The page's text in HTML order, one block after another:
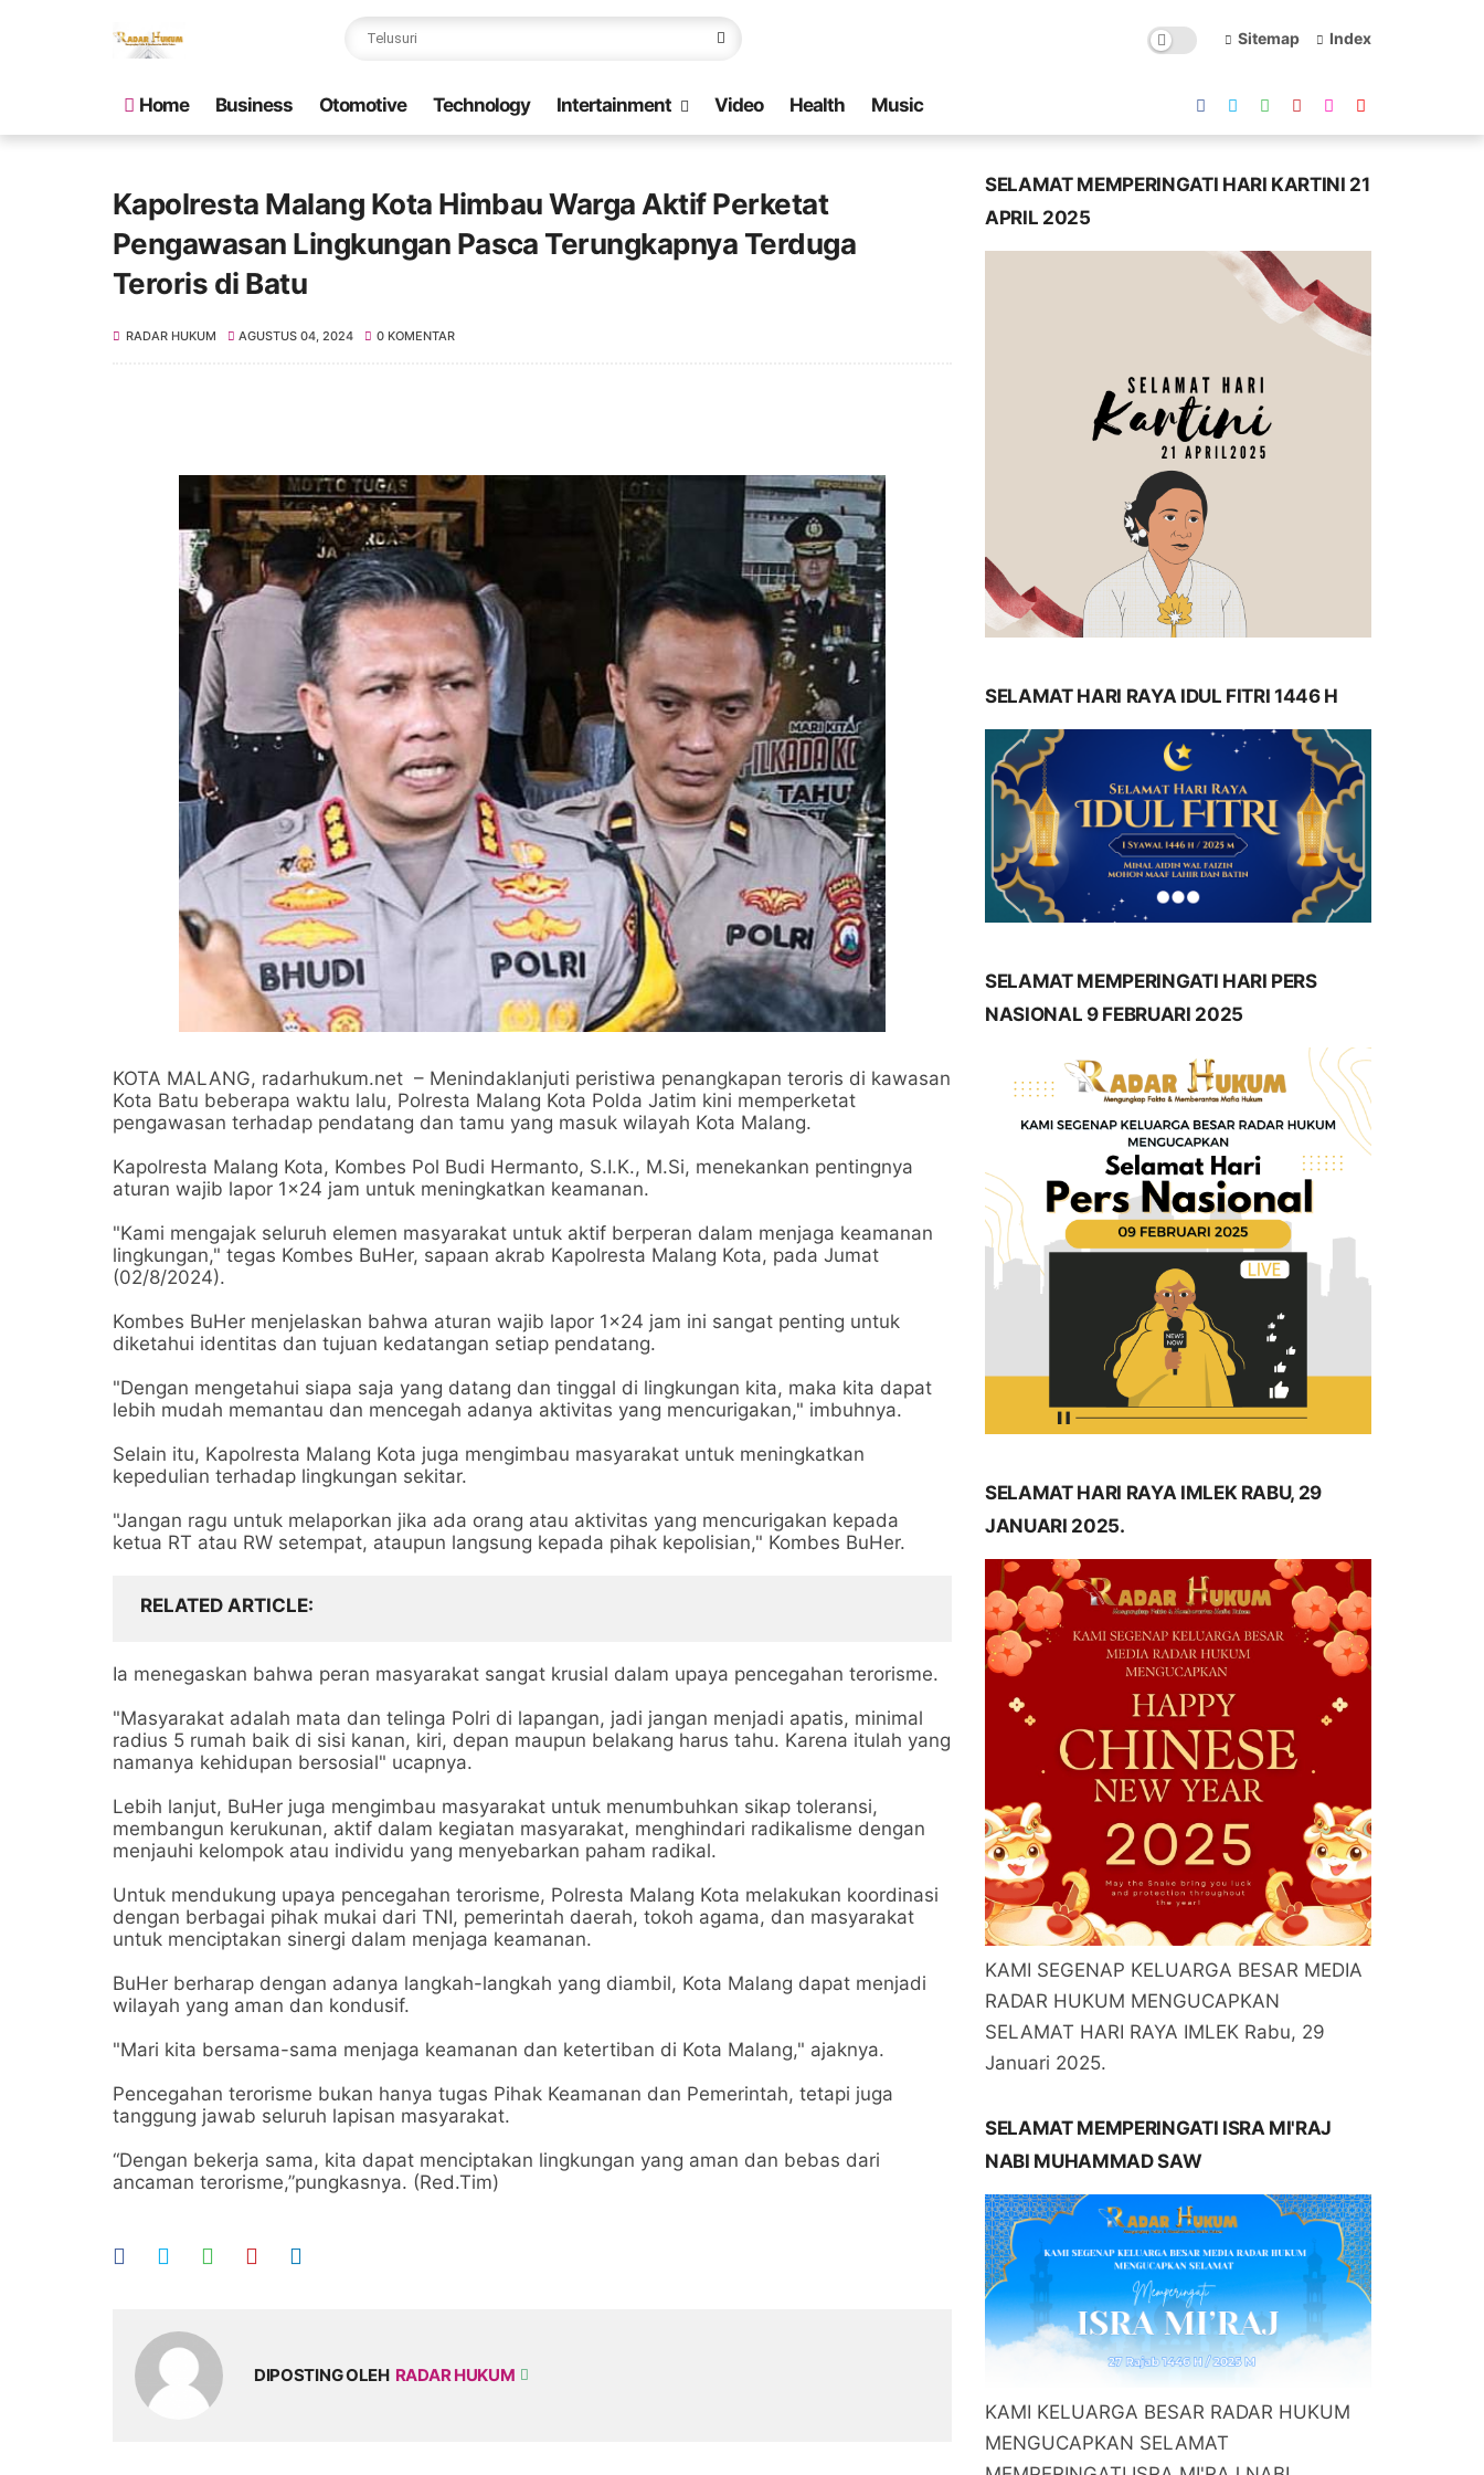
Sitemap Index
Home Business Otomotive Technology Intertainment Video Health Music
Kapolresta Malang Kota Himbau Warga Aktif Perketat
Pengawasan Lingkungan Pasca Terungkapnya Terduga
Teroris di Batu
RADAR HUKUM AGUSTUS 04, 2024 0 KOMENTAR
KOTA MALANG, radarhukum.net – Menindaklanjuti peristiwa penangkapan teroris di kawasan
Kota Batu beberapa waktu lalu, Polresta Malang Kota Polda Jatim kini memperketat
pengawasan terhadap pendatang dan tamu yang masuk wilayah Kota Malang.
Kapolresta Malang Kota, Kombes Pol Budi Hermanto, S.I.K., M.Si, menekankan pentingnya
aturan wajib lapor 1x24 jam untuk meningkatkan keamanan.
"Kami mengajak seluruh elemen masyarakat untuk aktif berperan dalam menjaga keamanan
lingkungan," tegas Kombes BuHer, sapaan akrab Kapolresta Malang Kota, pada Jumat
(02/8/2024).
Kombes BuHer menjelaskan bahwa aturan wajib lapor 1x24 jam ini sangat penting untuk
diketahui identitas dan tujuan kedatangan setiap pendatang.
"Dengan mengetahui siapa saja yang datang dan tinggal di lingkungan kita, maka kita dapat
lebih mudah memantau dan mencegah adanya aktivitas yang mencurigakan," imbuhnya.
Selain itu, Kapolresta Malang Kota juga mengimbau masyarakat untuk meningkatkan
kepedulian terhadap lingkungan sekitar.
"Jangan ragu untuk melaporkan jika ada orang atau aktivitas yang mencurigakan kepada
ketua RT atau RW setempat, ataupun langsung kepada pihak kepolisian," Kombes BuHer.
RELATED ARTICLE
Ia menegaskan bahwa peran masyarakat sangat krusial dalam upaya pencegahan terorisme.
"Masyarakat adalah mata dan telinga Polri di lapangan, jadi jangan menjadi apatis, minimal
radius 5 rumah baik di sisi kanan, kiri, depan maupun belakang harus tahu. Karena itulah yang
namanya kehidupan bersosial" ucapnya.
Lebih lanjut, BuHer juga mengimbau masyarakat untuk menumbuhkan sikap toleransi,
membangun kerukunan, aktif dalam kegiatan masyarakat, menghindari radikalisme dengan
menjauhi kelompok atau individu yang menyebarkan paham radikal.
Untuk mendukung upaya pencegahan terorisme, Polresta Malang Kota melakukan koordinasi
dengan berbagai pihak mukai dari TNI, pemerintah daerah, tokoh agama, dan masyarakat
untuk menciptakan sinergi dalam menjaga keamanan.
BuHer berharap dengan adanya langkah-langkah yang diambil, Kota Malang dapat menjadi
wilayah yang aman dan kondusif.
"Mari kita bersama-sama menjaga keamanan dan ketertiban di Kota Malang," ajaknya.
Pencegahan terorisme bukan hanya tugas Pihak Keamanan dan Pemerintah, tetapi juga
tanggung jawab seluruh lapisan masyarakat.
“Dengan bekerja sama, kita dapat menciptakan lingkungan yang aman dan bebas dari
ancaman terorisme,”pungkasnya. (Red.Tim)
DIPOSTING OLEH RADAR HUKUM
SELAMAT MEMPERINGATI HARI KARTINI 21
APRIL 2025
SELAMAT HARI RAYA IDUL FITRI 1446 H
SELAMAT MEMPERINGATI HARI PERS
NASIONAL 9 FEBRUARI 2025
SELAMAT HARI RAYA IMLEK RABU, 29
JANUARI 2025.
KAMI SEGENAP KELUARGA BESAR MEDIA
RADAR HUKUM MENGUCAPKAN
SELAMAT HARI RAYA IMLEK Rabu, 29
Januari 2025.
SELAMAT MEMPERINGATI ISRA MI'RAJ
NABI MUHAMMAD SAW
KAMI KELUARGA BESAR RADAR HUKUM
MENGUCAPKAN SELAMAT